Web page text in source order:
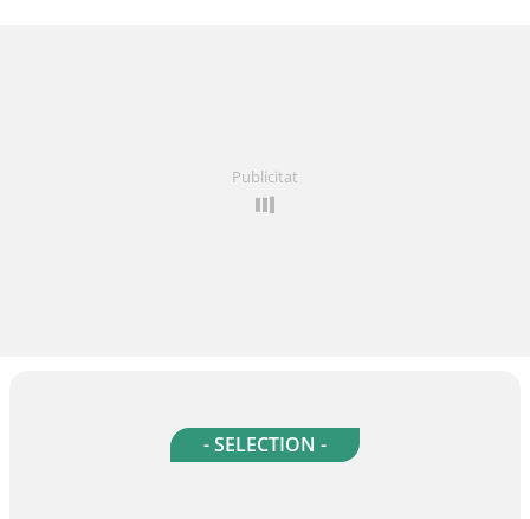
Publicitat
- SELECTION -